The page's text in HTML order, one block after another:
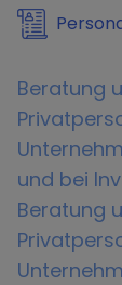
Beratung
und bei
Beratung